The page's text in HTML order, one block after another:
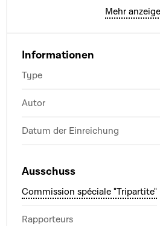
Mehr
Informationen
Type
Autor
Datum der Einreichung
Ausschuss
Commission spéciale "Tripartite"
Rapporteurs